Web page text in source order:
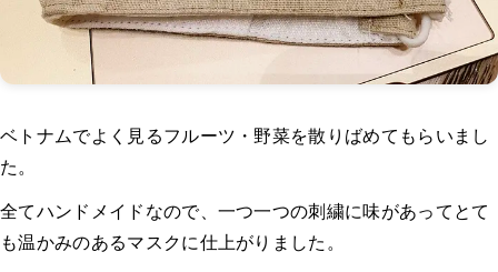
ベトナムでよく見るフルーツ・野菜を散りばめてもらいまし
た。
全てハンドメイドなので、一つ一つの刺繍に味があってとて
も温かみのあるマスクに仕上がりました。